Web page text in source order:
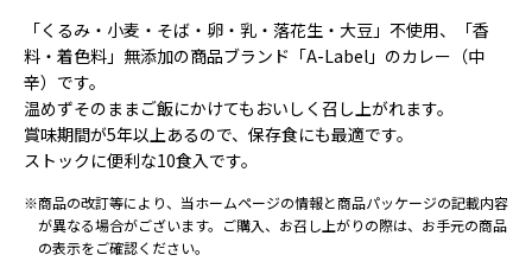
「くるみ・小麦・そば・卵・乳・落花生・大豆」不使用、「香
料・着色料」無添加の商品ブランド「A-Label」のカレー（中
辛）です。
温めずそのままご飯にかけてもおいしく召し上がれます。
賞味期間が5年以上あるので、保存食にも最適です。
ストックに便利な10食入です。
※商品の改訂等により、当ホームページの情報と商品パッケージの記載内容
が異なる場合がございます。ご購入、お召し上がりの際は、お手元の商品
の表示をご確認ください。